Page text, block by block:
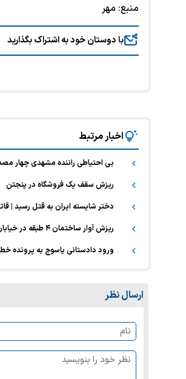
منبع: مهر
با دوستان خود به اشتراک بگذارید
اخبار مرتبط
بی احتیاطی راننده‌ مشهدی چهار
ریزش سقف یک فروشگاه در پنجتن
دختر شایسته ایران به قتل رسید |
ریزش آوار ساختمان ۴ طبقه در خیابان میرزایی مشهد | دو جوان محبوس، زنده از زیر آوار خارج شدند
ورود دادستانی یاسوج به پرونده خطای
ارسال نظر